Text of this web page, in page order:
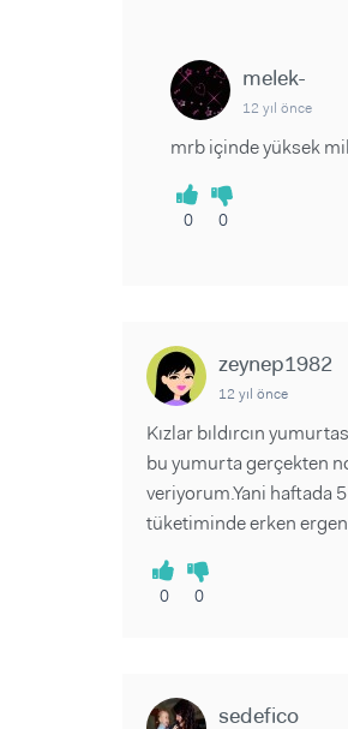
melek-
12 yıl önce
mrb içinde yüksek
0 0
zeynep1982
12 yıl önce
Kızlar bıldırcın
bu yumurta gerçekten
veriyorum.Yani haftada
tüketiminde erken
0 0
sedefico